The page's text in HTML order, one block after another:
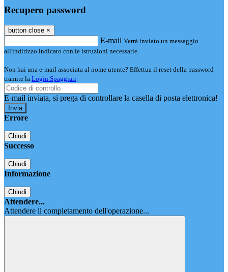
Recupero password
button close ×
E-mail Verrà inviato un messaggio
all'indirizzo indicato con le istruzioni necessarie.
Non hai una e-mail associata al nome utente? Effettua il reset della password
tramite la Login Spaggiari
E-mail inviata, si prega di controllare la casella di posta elettronica!
Errore
Chiudi
Successo
Chiudi
Informazione
Chiudi
Attendere...
Attendere il completamento dell'operazione...